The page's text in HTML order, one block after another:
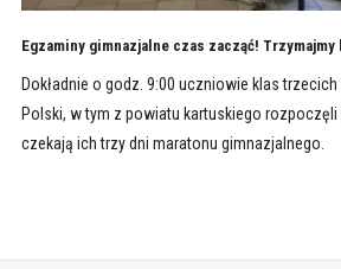
Egzaminy gimnazjalne czas zacząć!
Dokładnie o godz. 9:00 uczniowie klas
Polski, w tym z powiatu kartuskiego rozpoczęli
czekają ich trzy dni maratonu gimnazjalnego.